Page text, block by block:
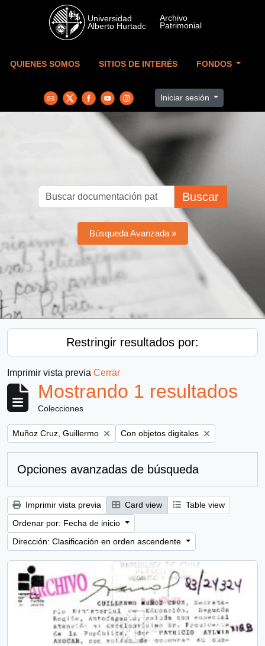
Skip to main content
QUIENES SOMOS SITIOS DE INTERÉS FONDOS
Iniciar sesión
Buscar
Búsqueda Avanzada »
Restringir resultados por:
Imprimir vista previa Cerrar
Mostrando 1 resultados
Colecciones
Remove filter:
Muñoz Cruz, Guillermo Remove filter:
Con objetos digitales
Opciones avanzadas de búsqueda
Imprimir vista previa Card view
Table view
Ordenar por: Fecha de inicio
Dirección: Clasificación en orden ascendente